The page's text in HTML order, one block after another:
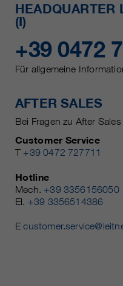
HEADQUARTER
(I)
+39 0472
Für allgemeine
AFTER SALES
Bei Fragen zu After
Customer Service
T +39 0472 727711
Hotline
Mech. +39 3356156050
El. +39 3356514386
E